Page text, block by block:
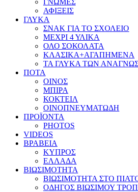
ΓΝΩΜΕΣ
ΑΦΙΞΕΙΣ
ΓΛΥΚΑ
ΣΝΑΚ ΓΙΑ ΤΟ ΣΧΟΛΕΙΟ
ΜΕΧΡΙ 4 ΥΛΙΚΑ
ΟΛΟ ΣΟΚΟΛΑΤΑ
ΚΛΑΣΙΚΑ+ΑΓΑΠΗΜΕΝΑ
ΤΑ ΓΛΥΚΑ ΤΩΝ
ΠΟΤΑ
ΟΙΝΟΣ
ΜΠΙΡΑ
ΚΟΚΤΕΙΛ
ΟΙΝΟΠΝΕΥΜΑΤΩΔΗ
ΠΡΟΪΟΝΤΑ
PHOTOS
VIDEOS
ΒΡΑΒΕΙΑ
ΚΥΠΡΟΣ
ΕΛΛΑΔΑ
ΒΙΩΣΙΜΟΤΗΤΑ
ΒΙΩΣΙΜΟΤΗΤΑ ΣΤΟ
ΟΔΗΓΟΣ ΒΙΩΣΙΜΟΥ